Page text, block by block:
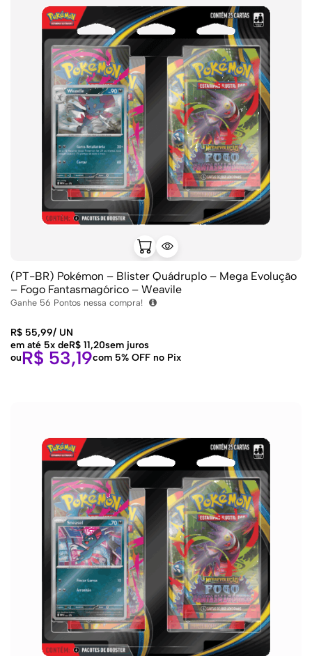
(PT-BR) Pokémon – Blister Quádruplo – Mega Evolução
– Fogo Fantasmagórico – Weavile
Ganhe 56 Pontos nessa compra!
R$ 55,99/ UN
em até 5x deR$ 11,20sem juros
ouR$ 53,19com 5% OFF no Pix